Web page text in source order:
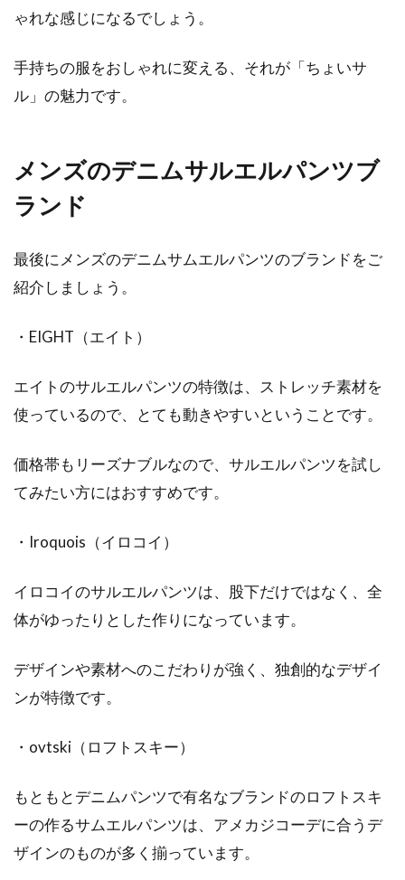
ゃれな感じになるでしょう。
手持ちの服をおしゃれに変える、それが「ちょいサ
ル」の魅力です。
メンズのデニムサルエルパンツブ
ランド
最後にメンズのデニムサムエルパンツのブランドをご
紹介しましょう。
・EIGHT（エイト）
エイトのサルエルパンツの特徴は、ストレッチ素材を
使っているので、とても動きやすいということです。
価格帯もリーズナブルなので、サルエルパンツを試し
てみたい方にはおすすめです。
・Iroquois（イロコイ）
イロコイのサルエルパンツは、股下だけではなく、全
体がゆったりとした作りになっています。
デザインや素材へのこだわりが強く、独創的なデザイ
ンが特徴です。
・ovtski（ロフトスキー）
もともとデニムパンツで有名なブランドのロフトスキ
ーの作るサムエルパンツは、アメカジコーデに合うデ
ザインのものが多く揃っています。